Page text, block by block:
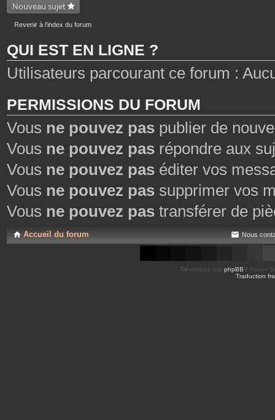
Nouveau sujet
Revenir à l’index du forum
QUI EST EN LIGNE ?
Utilisateurs parcourant ce forum :
PERMISSIONS DU FORUM
Vous ne pouvez pas publier de
Vous ne pouvez pas répondre aux
Vous ne pouvez pas éditer vos
Vous ne pouvez pas supprimer vos
Vous ne pouvez pas transférer de
Accueil du forum Nous
Développé par phpBB ® Forum
Traduction